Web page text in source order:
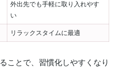
外出先でも手軽に取り入れやす
い
リラックスタイムに最適
ことで、習慣化しやすくなり